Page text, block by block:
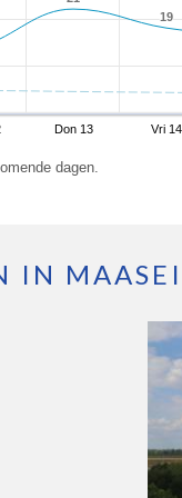
19
19
Don 13 Vri 14
dagen.
IN